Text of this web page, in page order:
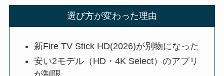
選び方が変わった理由
新Fire TV Stick HD(2026)が別物になった
安い2モデル（HD・4K Select）のアプリ